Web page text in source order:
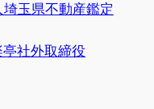
玉県不動産鑑定
社外取締役